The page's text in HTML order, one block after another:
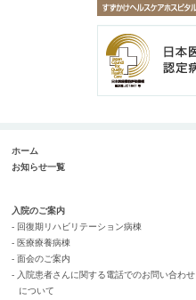
ホーム
お知らせ一覧
入院のご案内
- 回復期リハビリテーション病棟
- 医療療養病棟
- 面会のご案内
- 入院患者さんに関する電話でのお問い合わせ
について